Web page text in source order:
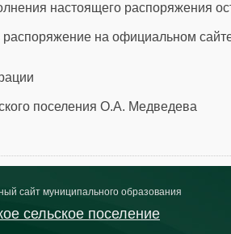
настоящего распоряжения
распоряжение на официальном
поселения О.А. Медведева
сайт муниципального образования
сельское поселение